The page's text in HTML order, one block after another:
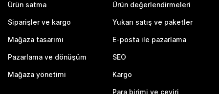
Ürün satma
Siparişler ve kargo
Mağaza tasarımı
Pazarlama ve dönüşüm
Mağaza yönetimi
Ürün değerlendirmeleri
Yukarı satış ve paketler
E-posta ile pazarlama
SEO
Kargo
Para birimi ve çeviri